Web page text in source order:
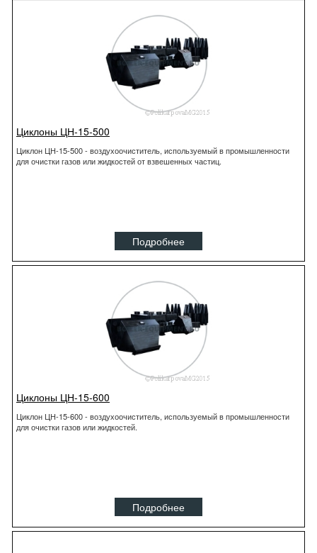
Циклоны ЦН-15-500
Циклон ЦН-15-500 - воздухоочиститель, используемый в промышленности
для очистки газов или жидкостей от взвешенных частиц.
Подробнее
Циклоны ЦН-15-600
Циклон ЦН-15-600 - воздухоочиститель, используемый в промышленности
для очистки газов или жидкостей.
Подробнее